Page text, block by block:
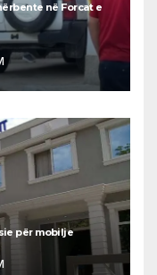
në Forcat e
për mobilje